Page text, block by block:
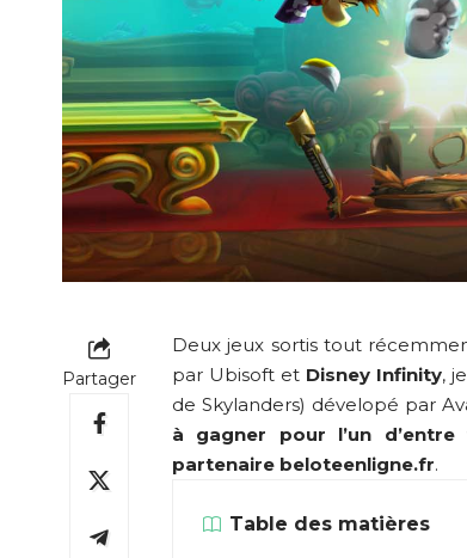
Partager
Deux jeux sortis tout
par Ubisoft et Disney Infinity,
de Skylanders) dévelopé par
à gagner pour l’un
partenaire beloteenligne.fr.
Table des matières